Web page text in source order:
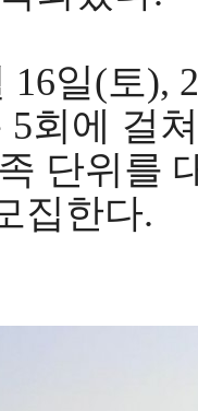
16일(토),
5회에 걸
단위를
집한다.